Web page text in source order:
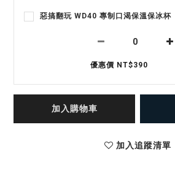
惡搞翻玩 WD40 專制口渴保溫保冰杯
優惠價 NT$390
加入購物車
加入追蹤清單